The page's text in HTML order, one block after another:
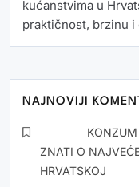
kućanstvima u
praktičnost, brzinu
NAJNOVIJI
KONZUM
ZNATI O
HRVATSKOJ